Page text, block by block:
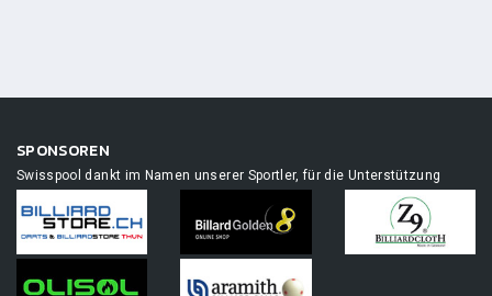
SPONSOREN
Swisspool dankt im Namen unserer Sportler, für die Unterstützung